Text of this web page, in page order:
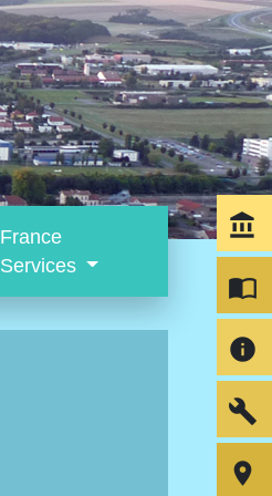
France
Services
account_balance
import_contacts
info
build
room